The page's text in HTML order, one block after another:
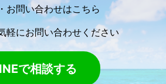
お問い合わせはこちら
軽にお問い合わせください
で相談する